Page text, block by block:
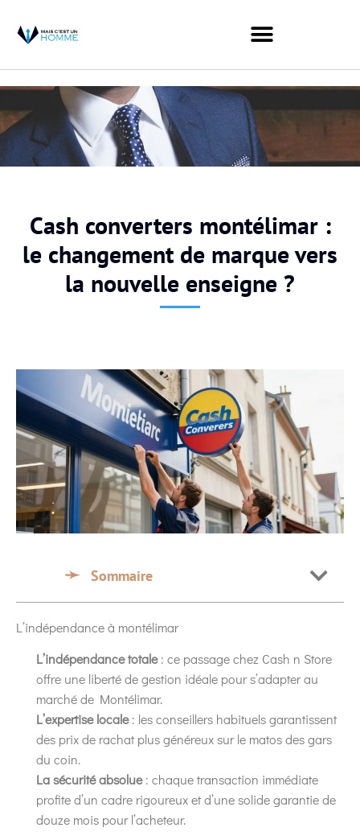
Cash converters montélimar :
le changement de marque vers
la nouvelle enseigne ?
Sommaire
L’indépendance à montélimar
L’indépendance totale: ce passage chez Cash n Store
offre une liberté de gestion idéale pour s’adapter au
marché de Montélimar.
L’expertise locale: les conseillers habituels garantissent
des prix de rachat plus généreux sur le matos des gars
du coin.
La sécurité absolue: chaque transaction immédiate
profite d’un cadre rigoureux et d’une solide garantie de
douze mois pour l’acheteur.